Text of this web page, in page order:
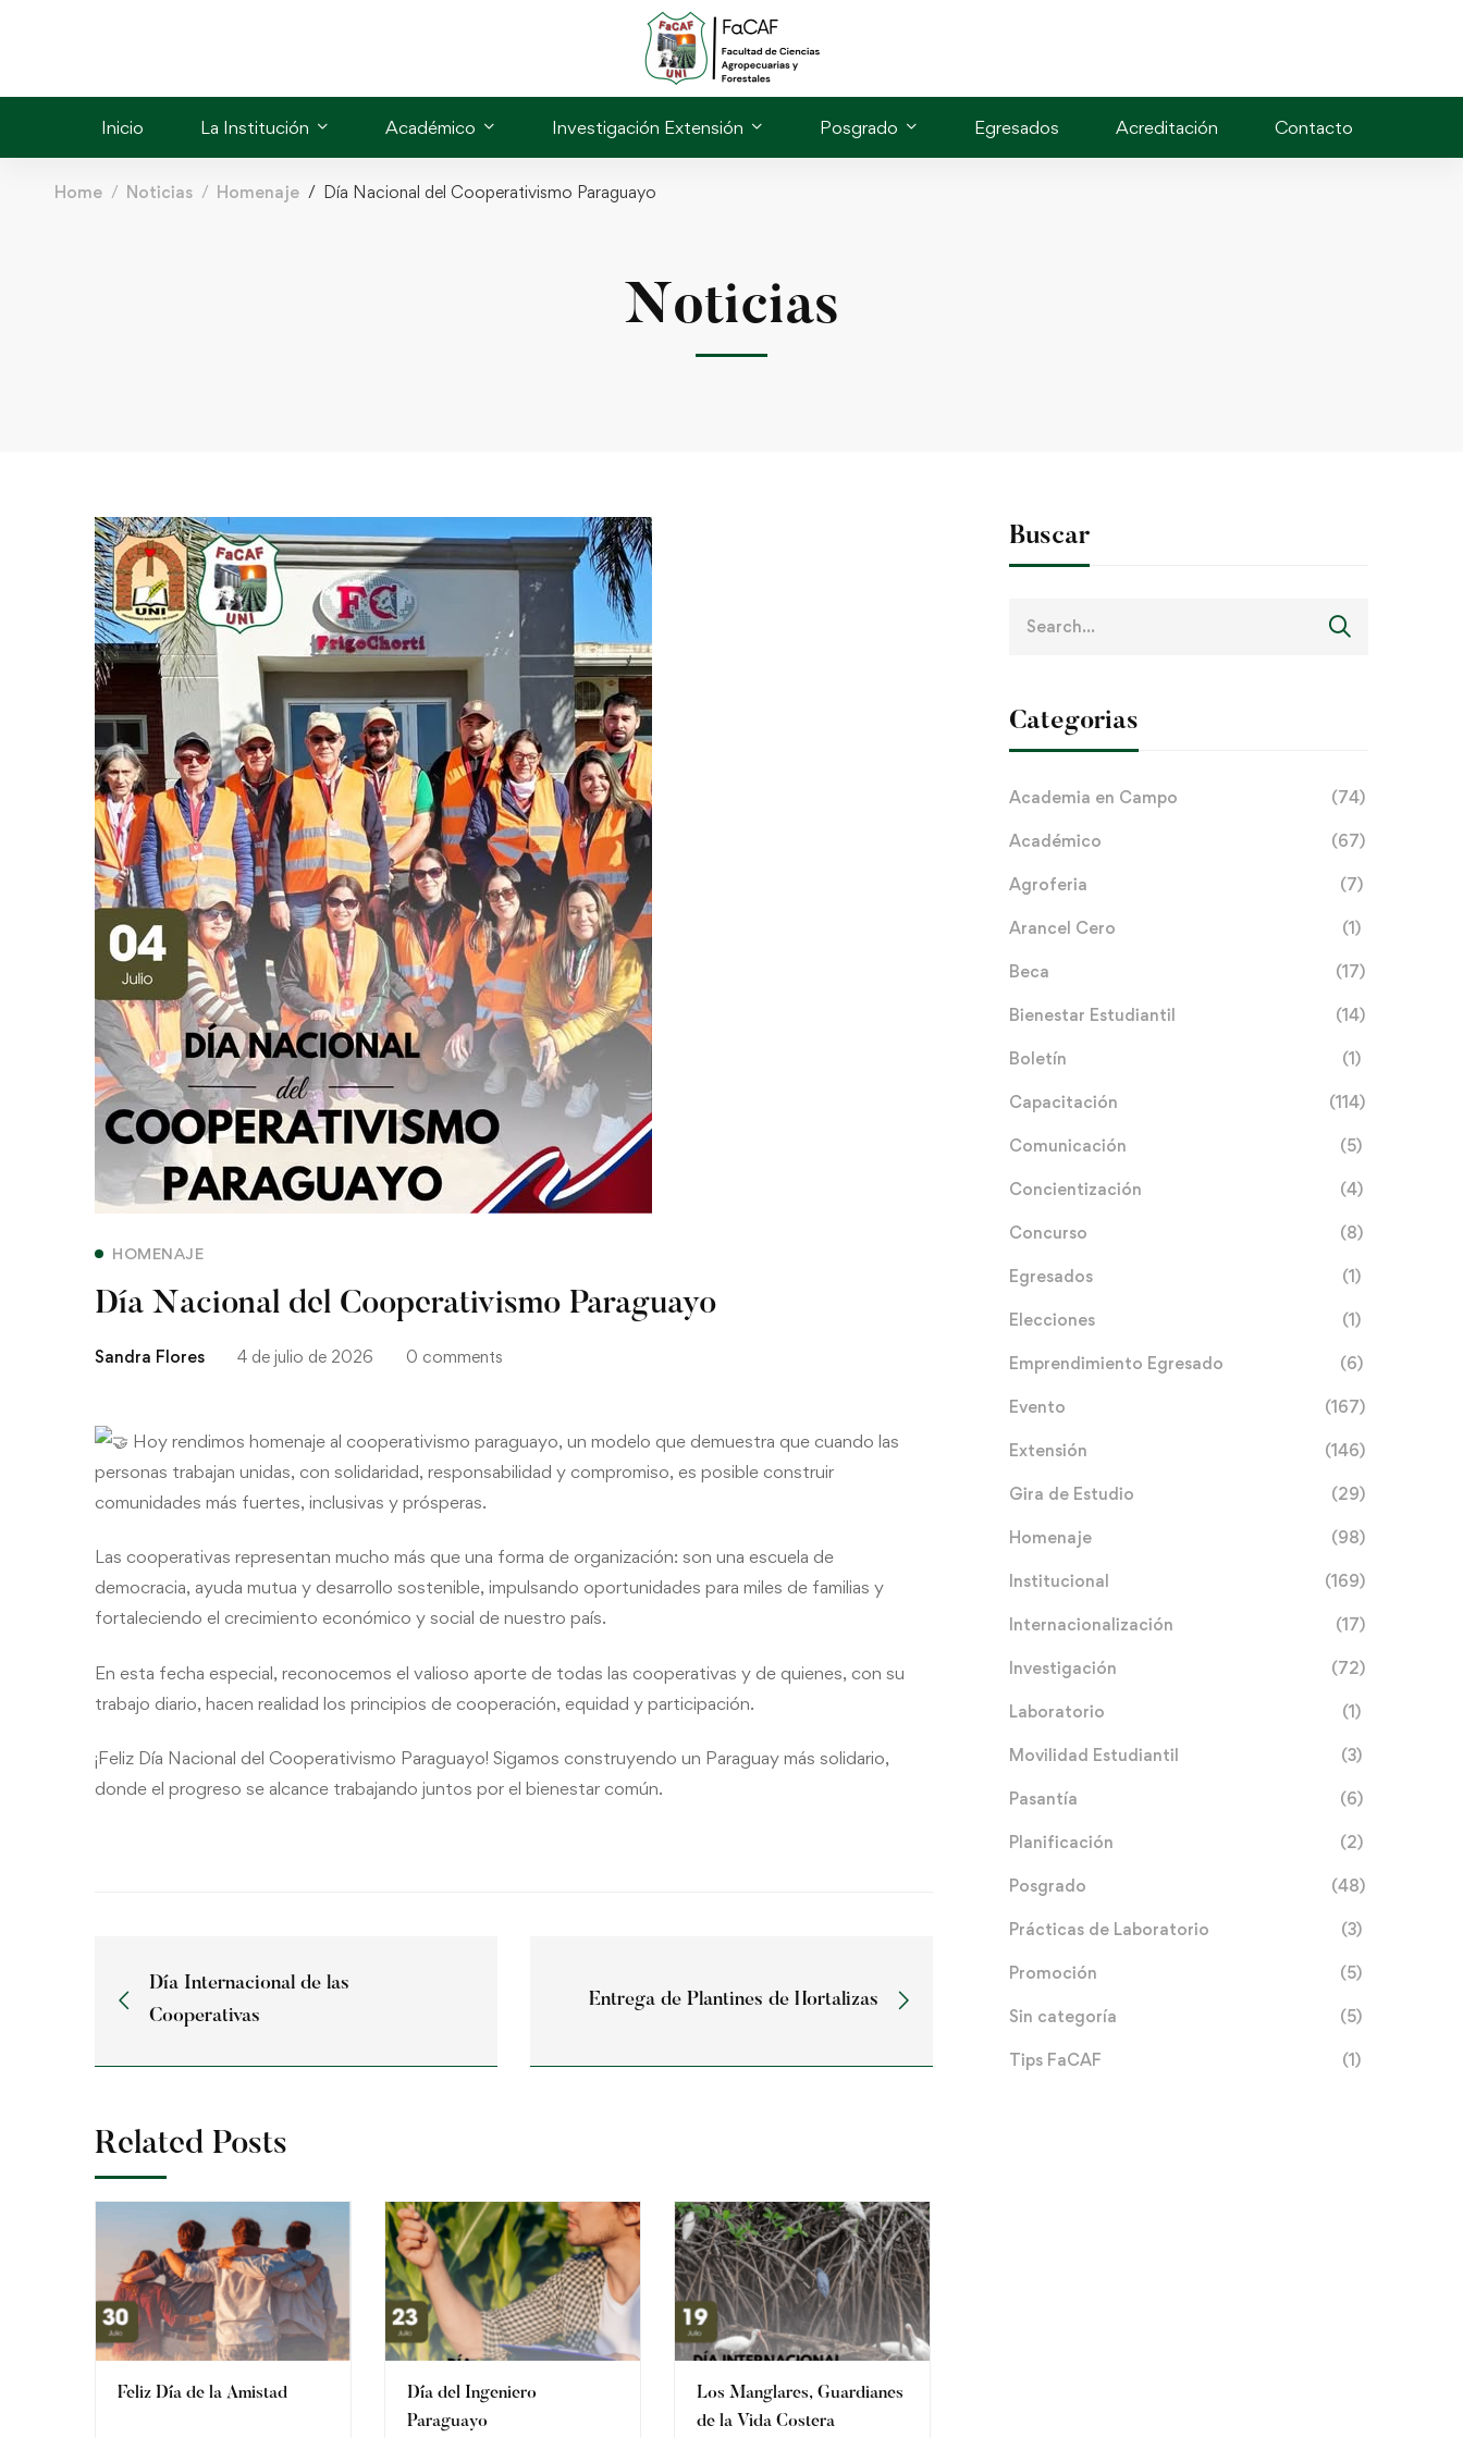
Inicio La Institución Académico Investigación Extensión Posgrado Egresados Acreditación Contacto
Home Noticias Homenaje Día Nacional del Cooperativismo Paraguayo
Noticias
Día
Nacional
del
Cooperativismo
Paraguayo
HOMENAJE
Día Nacional del Cooperativismo Paraguayo
Sandra Flores 4 de julio de 2026 0 comments
Hoy rendimos homenaje al cooperativismo paraguayo, un modelo que demuestra que cuando las
personas trabajan unidas, con solidaridad, responsabilidad y compromiso, es posible construir
comunidades más fuertes, inclusivas y prósperas.
Las cooperativas representan mucho más que una forma de organización: son una escuela de
democracia, ayuda mutua y desarrollo sostenible, impulsando oportunidades para miles de familias y
fortaleciendo el crecimiento económico y social de nuestro país.
En esta fecha especial, reconocemos el valioso aporte de todas las cooperativas y de quienes, con su
trabajo diario, hacen realidad los principios de cooperación, equidad y participación.
¡Feliz Día Nacional del Cooperativismo Paraguayo! Sigamos construyendo un Paraguay más solidario,
donde el progreso se alcance trabajando juntos por el bienestar común.
Día Internacional de las
Cooperativas
Entrega de Plantines de Hortalizas
Related Posts
Feliz Día de la Amistad
Día del Ingeniero
Paraguayo
Los Manglares, Guardianes
de la Vida Costera
Buscar
Categorias
Academia en Campo (74)
Académico (67)
Agroferia (7)
Arancel Cero (1)
Beca (17)
Bienestar Estudiantil (14)
Boletín (1)
Capacitación (114)
Comunicación (5)
Concientización (4)
Concurso (8)
Egresados (1)
Elecciones (1)
Emprendimiento Egresado (6)
Evento (167)
Extensión (146)
Gira de Estudio (29)
Homenaje (98)
Institucional (169)
Internacionalización (17)
Investigación (72)
Laboratorio (1)
Movilidad Estudiantil (3)
Pasantía (6)
Planificación (2)
Posgrado (48)
Prácticas de Laboratorio (3)
Promoción (5)
Sin categoría (5)
Tips FaCAF (1)